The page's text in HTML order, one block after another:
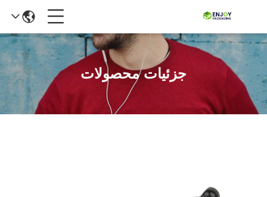
جزئیات محصولات